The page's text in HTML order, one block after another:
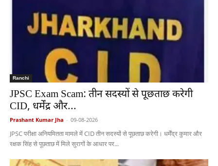
Ranchi
JPSC Exam Scam: तीन सदस्यों से पूछताछ करेगी
CID, धर्मेंद्र और...
Prashant Kumar Jha - 09-08-2026
JPSC परीक्षा अनियमितता मामले में CID तीन सदस्यों से पूछताछ करेगी। धर्मेंद्र कुमार और
रक्षक सिंह से पूछताछ में मिले सुरागों के आधार पर...